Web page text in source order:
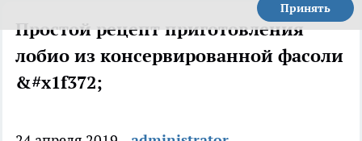
Принять
Простой рецепт приготовления
лобио из консервированной фасоли
&#x1f372;